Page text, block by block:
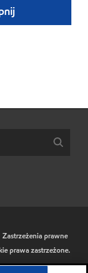
Zastrzeżenia prawne
prawa zastrzeżone.